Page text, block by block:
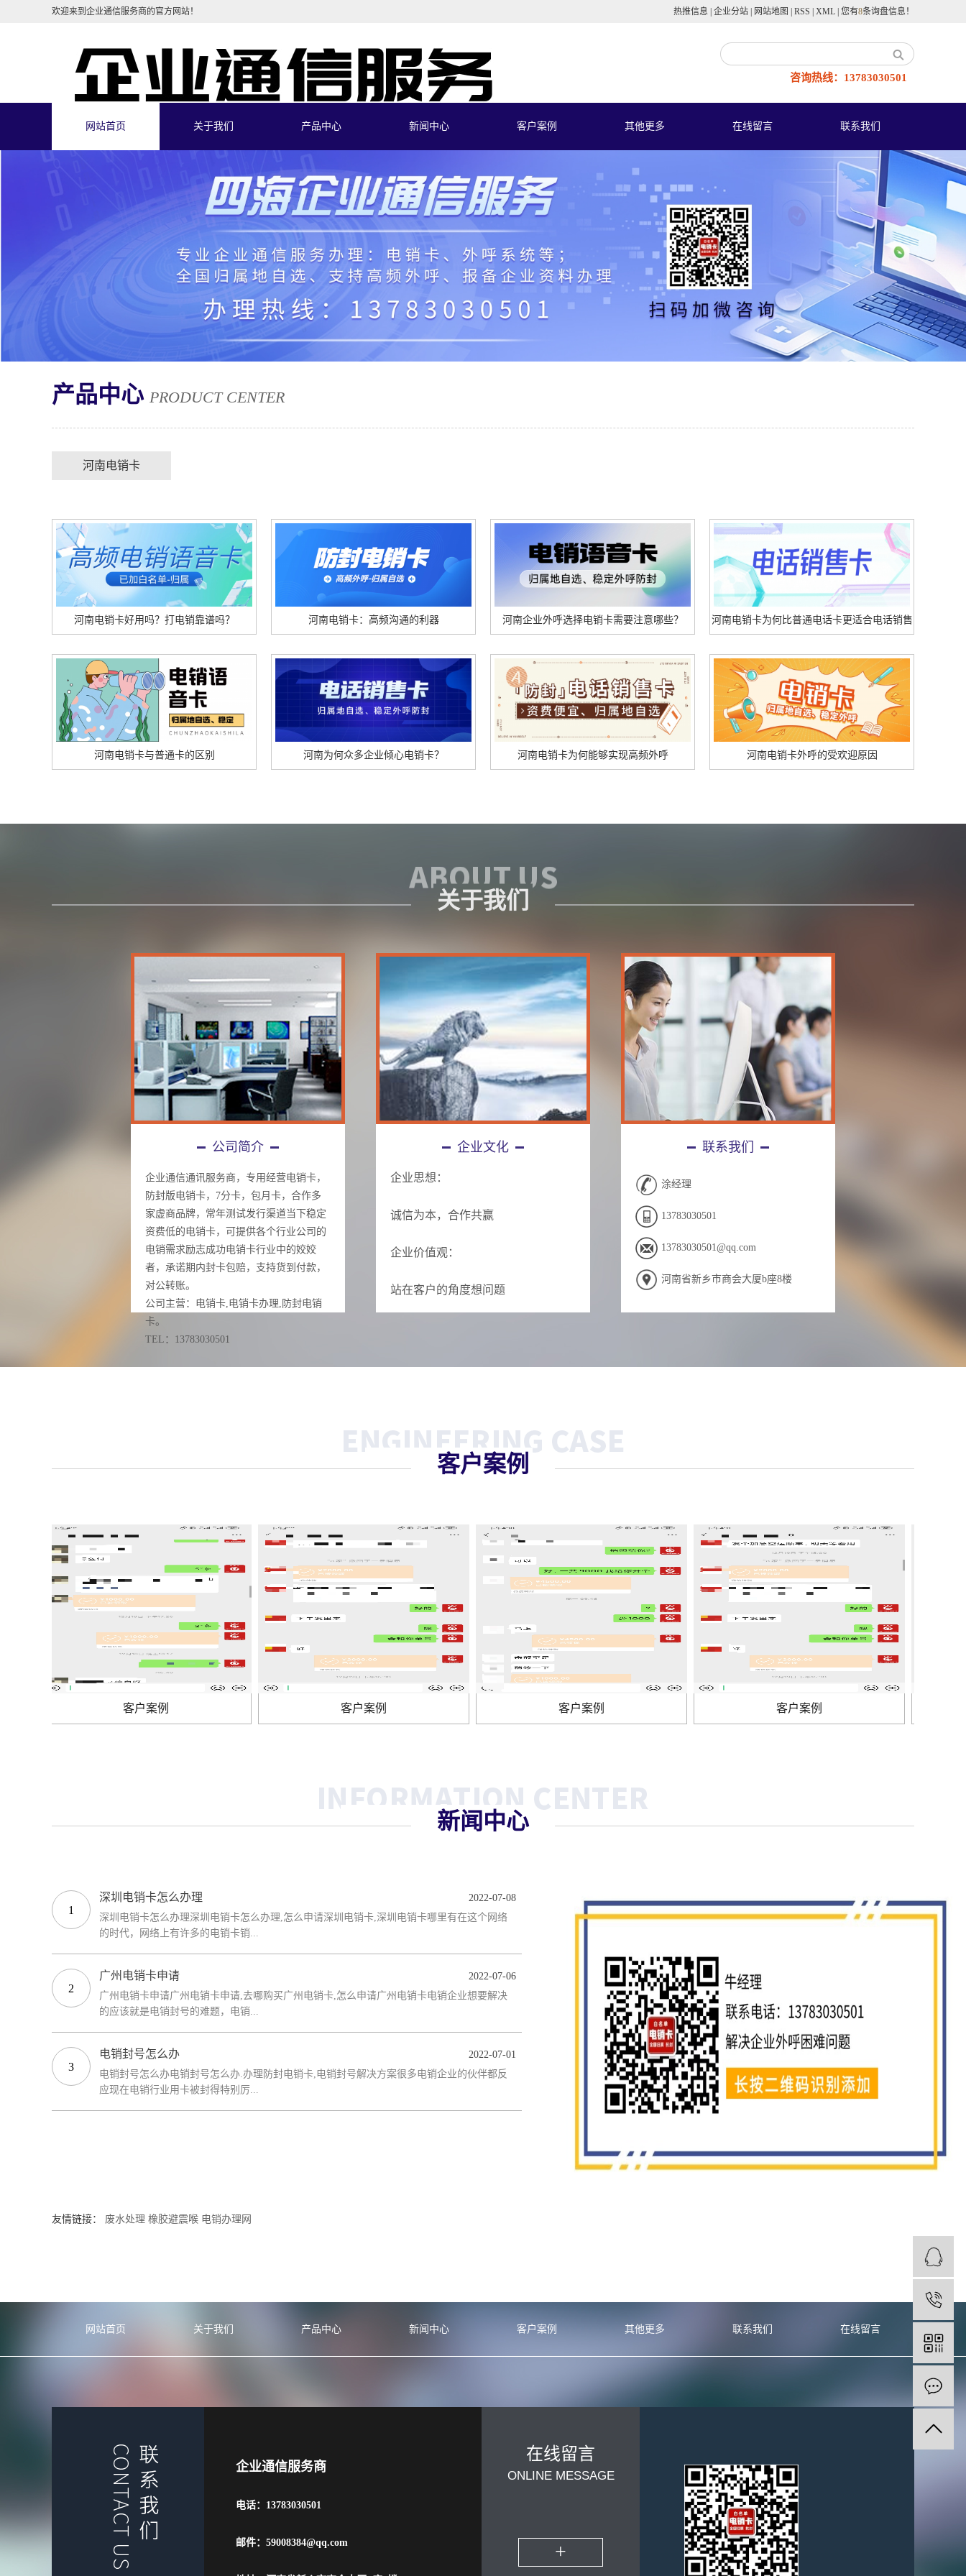
欢迎来到企业通信服务商的官方网站！ 热推信息 企业分站 网站地图 RSS XML 您有8条询盘信息！
咨询热线：13783030501
网站首页 关于我们 产品中心 新闻中心 客户案例 其他更多 在线留言 联系我们
产品中心 PRODUCT CENTER
河南电销卡
河南电销卡好用吗？打电销靠谱吗？ 河南电销卡：高频沟通的利器 河南企业外呼选择电销卡需要注意哪些？ 河南电销卡为何比普通电话卡更适合电话销售
河南​电销卡与普通卡的区别 河南为何众多企业倾心电销卡？ 河南电销卡为何能够实现高频外呼 河南电销卡外呼的受欢迎原因
关于我们
公司简介
企业通信通讯服务商，专用经营电销卡，
防封版电销卡，7分卡，包月卡，合作多
家虚商品牌，常年测试发行渠道当下稳定
资费低的电销卡，可提供各个行业公司的
电销需求励志成功电销卡行业中的姣姣
者，承诺期内封卡包赔，支持货到付款，
对公转账。
公司主营：电销卡,电销卡办理,防封电销
卡。
TEL：13783030501
企业文化
企业思想：
诚信为本，合作共赢
企业价值观：
站在客户的角度想问题
联系我们
涂经理
13783030501
13783030501@qq.com
河南省新乡市商会大厦b座8楼
客户案例
客户案例 客户案例 客户案例 客户案例
新闻中心
1
深圳电销卡怎么办理
深圳电销卡怎么办理深圳电销卡怎么办理,怎么申请深圳电销卡,深圳电销卡哪里有在这个网络
的时代，网络上有许多的电销卡销...
2022-07-08
2
广州电销卡申请
广州电销卡申请广州电销卡申请,去哪购买广州电销卡,怎么申请广州电销卡电销企业想要解决
的应该就是电销封号的难题，电销...
2022-07-06
3
电销封号怎么办
电销封号怎么办电销封号怎么办.办理防封电销卡,电销封号解决方案很多电销企业的伙伴都反
应现在电销行业用卡被封得特别厉...
2022-07-01
友情链接： 废水处理 橡胶避震喉 电销办理网
网站首页 关于我们 产品中心 新闻中心 客户案例 其他更多 在线留言
联系我们
企业通信服务商
电话：13783030501
邮件：59008384@qq.com
在线留言
ONLINE MESSAGE
+